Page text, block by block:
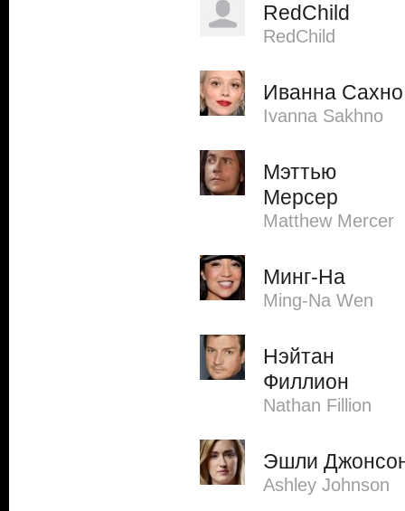
RedChild
RedChild
Иванна Сахно
Ivanna Sakhno
Мэттью
Мерсер
Matthew Mercer
Минг-На
Ming-Na Wen
Нэйтан
Филлион
Nathan Fillion
Эшли
Ashley Johnson